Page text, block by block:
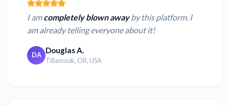
I amcompletely blown awayby this platform. I
am already telling everyone about it!
DA Douglas A.
Tillamook, OR, USA